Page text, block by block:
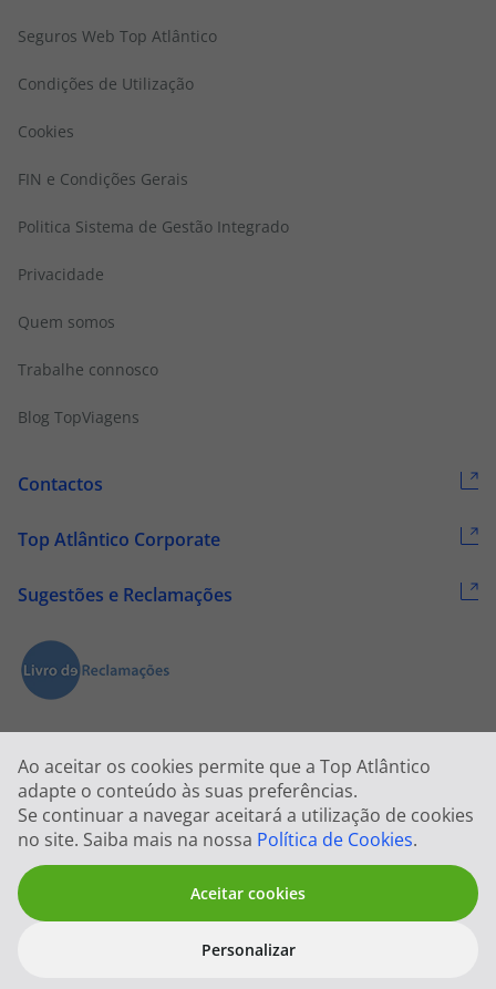
Ao aceitar os cookies permite que a Top Atlântico
adapte o conteúdo às suas preferências.
Se continuar a navegar aceitará a utilização de cookies
no site. Saiba mais na nossa Política de Cookies.
Aceitar cookies
Personalizar
Seguros Web Top Atlântico
Condições de Utilização
Cookies
FIN e Condições Gerais
Politica Sistema de Gestão Integrado
Privacidade
Quem somos
Trabalhe connosco
Blog TopViagens
Contactos
Top Atlântico Corporate
Sugestões e Reclamações
2026 © Todos os direitos reservados:Top Atlântico, Viagens e Turismo